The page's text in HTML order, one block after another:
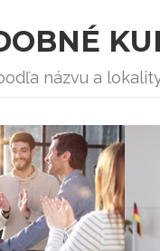
názvu a